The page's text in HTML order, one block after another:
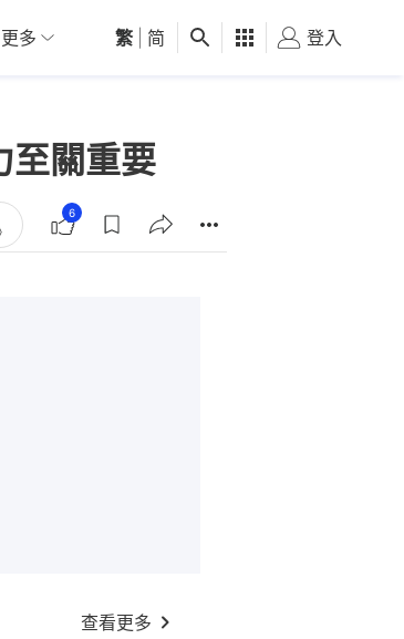
01深圳 觀點 健康 好食玩飛
更多 繁 简 登入
關重要
6
查看更多